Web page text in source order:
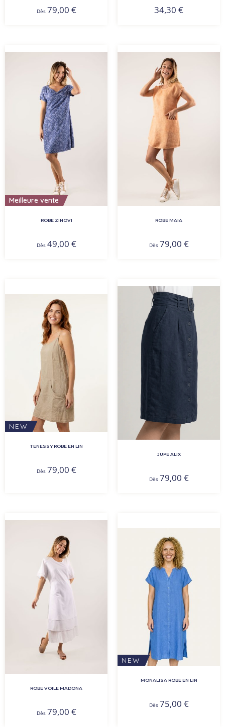
Dès 79,00 € 34,30 €
Meilleure vente
ROBE ZINOVI
Dès 49,00 €
ROBE MAIA
Dès 79,00 €
NEW
TENESSY ROBE EN LIN
Dès 79,00 €
JUPE ALIX
Dès 79,00 €
ROBE VOILE MADONA
Dès 79,00 €
NEW
MONALISA ROBE EN LIN
Dès 75,00 €